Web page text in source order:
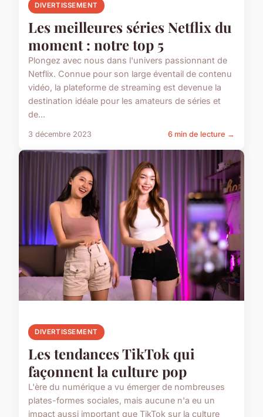
DIVERTISSEMENT
Les meilleures séries Netflix du
moment : notre top 5
Plongez avec nous dans l'univers passionnant de
Netflix. Connue pour son large éventail de contenu
vidéo, la plateforme de streaming est devenue la
destination idéale pour les amateurs de séries et
de...
3 décembre 2023 6 min de lecture →
DIVERTISSEMENT
Les tendances TikTok qui
façonnent la culture pop
L'ère du numérique a vu émerger de nombreuses
plates-formes sociales, mais aucune n'a eu un
impact aussi important que TikTok sur la culture